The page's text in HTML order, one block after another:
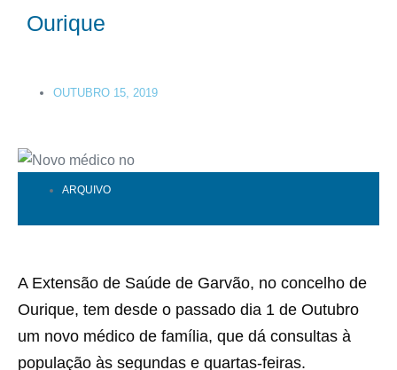
Ourique
OUTUBRO 15, 2019
ARQUIVO
A Extensão de Saúde de Garvão, no concelho de
Ourique, tem desde o passado dia 1 de Outubro
um novo médico de família, que dá consultas à
população às segundas e quartas-feiras.